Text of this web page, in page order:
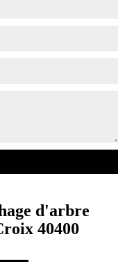
d'arbre
40400